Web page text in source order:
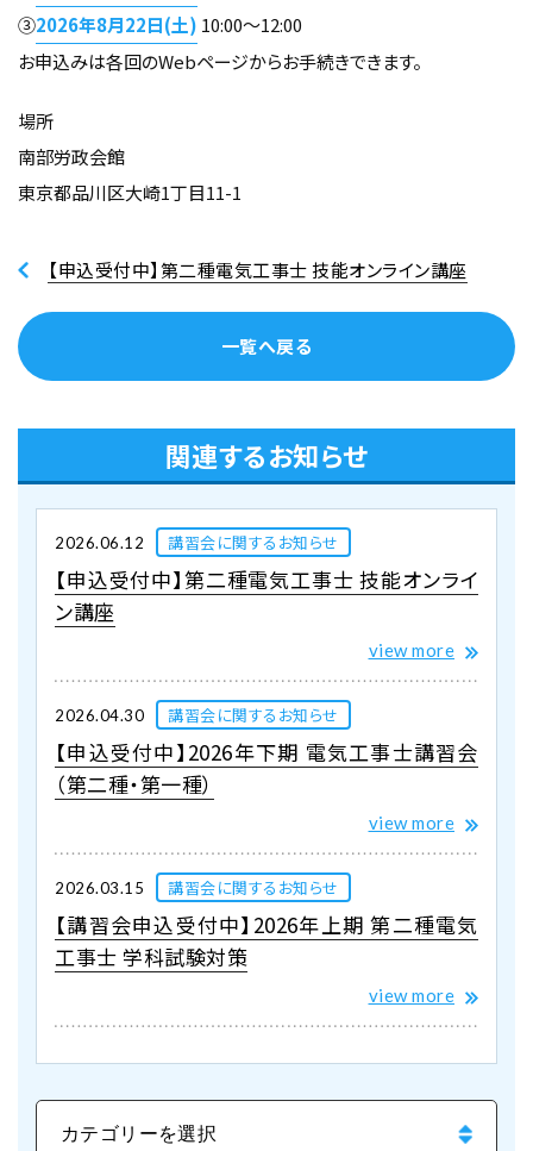
③2026年8月22日(土) 10:00～12:00
お申込みは各回のWebページからお手続きできます。
場所
南部労政会館
東京都品川区大崎1丁目11-1
【申込受付中】第二種電気工事士 技能オンライン講座
一覧へ戻る
関連するお知らせ
2026.06.12 講習会に関するお知らせ
【申込受付中】第二種電気工事士 技能オンライ
ン講座
view more
2026.04.30 講習会に関するお知らせ
【申込受付中】2026年下期 電気工事士講習会
（第二種・第一種）
view more
2026.03.15 講習会に関するお知らせ
【講習会申込受付中】2026年上期 第二種電気
工事士 学科試験対策
view more